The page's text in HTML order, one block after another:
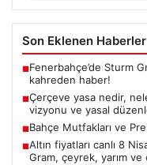
Son Eklenen Haberler
■Fenerbahçe’de Sturm
kahreden haber!
■Çerçeve yasa nedir,
vizyonu ve yasal
■Bahçe Mutfakları ve
■Altın fiyatları canlı 8
Gram, çeyrek, yarım ve